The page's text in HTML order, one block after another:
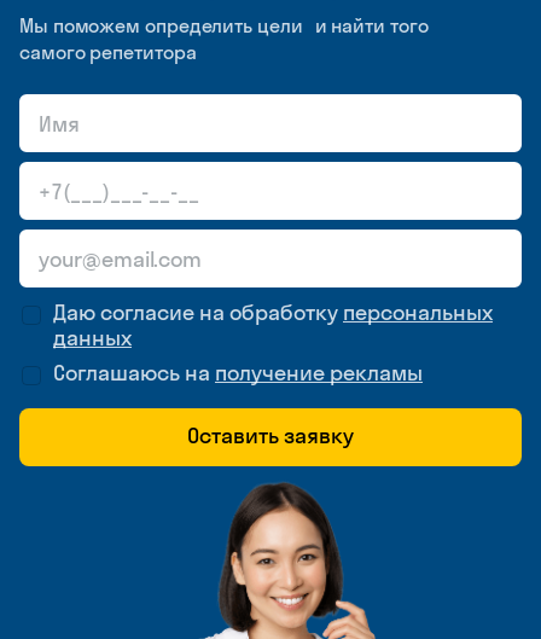
Мы поможем определить цели и найти того
самого репетитора
Даю согласие на обработку персональных
данных
Соглашаюсь на получение рекламы
Оставить заявку